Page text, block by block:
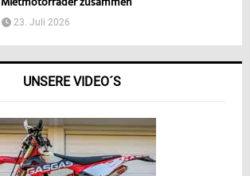
Mietmotorräder zusammen
23. Juli 2026
UNSERE VIDEO´S